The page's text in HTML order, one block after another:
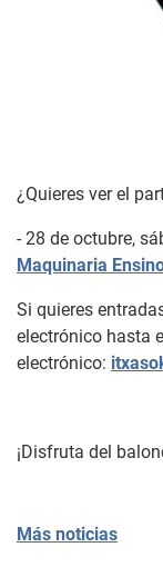
¿Quieres ver el
- 28 de octubre,
Maquinaria
Si quieres
electrónico hasta
electrónico:
¡Disfruta del
Más noticias